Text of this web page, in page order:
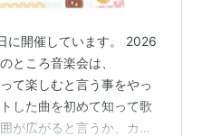
に開催しています。 2026
ところ音楽会は、
て楽しむと言う事をやっ
した曲を初めて知って歌
が広がると言うか、カラ